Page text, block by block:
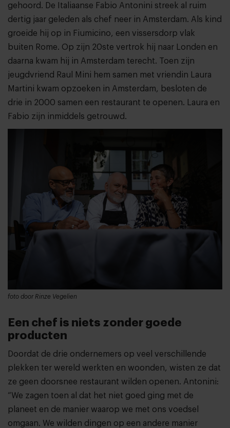
gehoord. De Italiaanse Fabio Antonini streek al ruim
dertig jaar geleden als chef neer in Amsterdam. Als kind
groeide hij op in Fiumicino, een vissersdorp vlak
buiten Rome. Op zijn 20ste vertrok hij naar Londen en
daarna kwam hij in Amsterdam terecht. Toen zijn
jeugdvriend Raul Mini hem samen met vriendin Laura
Martini kwam opzoeken in Amsterdam, besloten de
drie in 2000 samen een restaurant te openen. Laura en
Fabio zijn inmiddels getrouwd.
foto door Rinze Vegelien
Een chef is niets zonder goede
producten
Doordat de drie ondernemers op veel verschillende
plekken ter wereld werkten en woonden, wisten ze dat
ze geen doorsnee restaurant wilden openen. Antonini:
“We zagen toen al dat het niet goed ging met de
planeet en de manier waarop we met ons voedsel
omgaan. We wilden dingen op een andere manier